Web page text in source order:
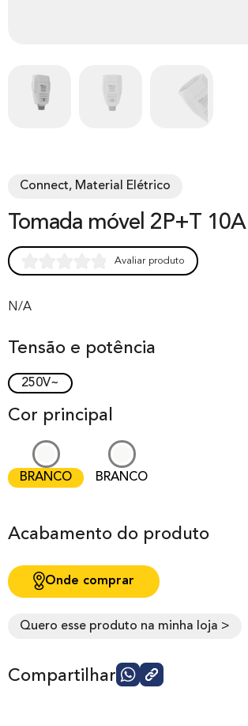
Connect, Material Elétrico
Tomada móvel 2P+T 10A
out of 0
customer
rating
Avaliar produto
N/A
Tensão e potência
250V~
Cor principal
BRANCO BRANCO
Acabamento do produto
Onde comprar
Quero esse produto na minha loja >
Compartilhar